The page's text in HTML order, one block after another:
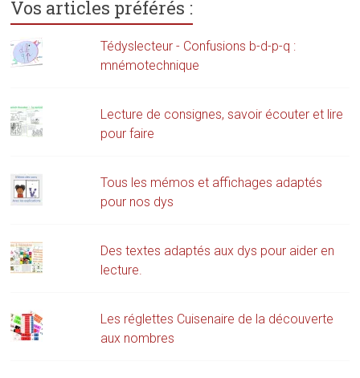
Vos articles préférés :
Tédyslecteur - Confusions b-d-p-q :
mnémotechnique
Lecture de consignes, savoir écouter et lire
pour faire
Tous les mémos et affichages adaptés
pour nos dys
Des textes adaptés aux dys pour aider en
lecture.
Les réglettes Cuisenaire de la découverte
aux nombres